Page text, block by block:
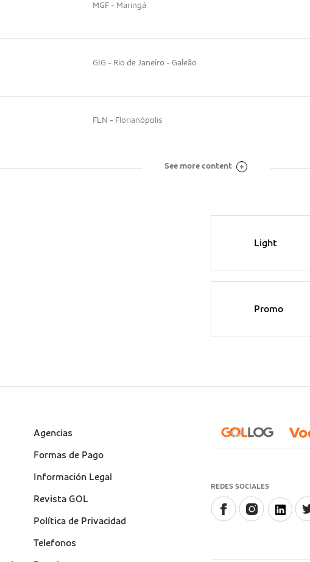
MGF - Maringá
GIG - Rio de Janeiro - Galeão
FLN - Florianópolis
See more content
Light
Promo
Suporte
Agencias
Formas de Pago
Información Legal
Revista GOL
Política de Privacidad
Telefonos
REDES SOCIALES